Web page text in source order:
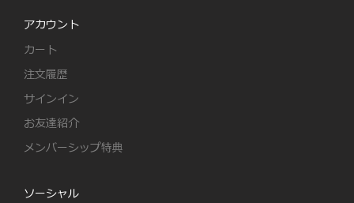
アカウント
カート
注文履歴
サインイン
お友達紹介
メンバーシップ特典
ソーシャル